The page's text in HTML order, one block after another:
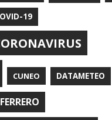
19
CUNEO DATAMETEO
FERRERO